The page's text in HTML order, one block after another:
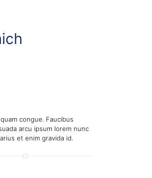
congue. Faucibus
arcu ipsum lorem nunc
et enim gravida id.